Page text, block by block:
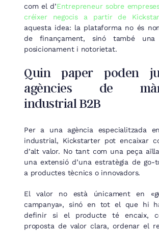
com el d’Entrepreneur sobre
créixer negocis a partir de
aquesta idea: la plataforma no és
de finançament, sinó també una
posicionament i notorietat.
Quin paper poden
agències de
industrial B2B
Per a una agència especialitzada
industrial, Kickstarter pot encaixar
d’alt valor. No tant com una peça
una extensió d’una estratègia de
a productes tècnics o innovadors.
El valor no està únicament en
campanya», sinó en tot el que hi
definir si el producte té encaix,
proposta de valor clara, ordenar el